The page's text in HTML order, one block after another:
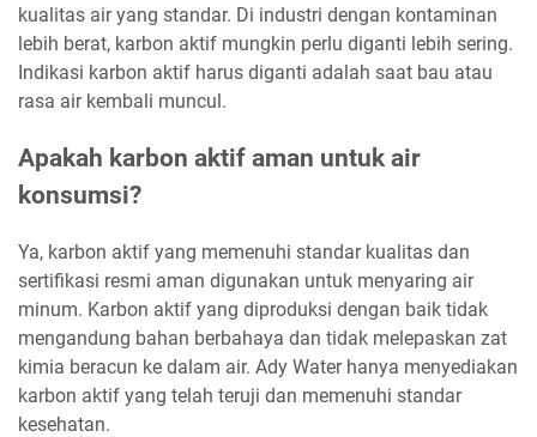
kualitas air yang standar. Di industri dengan kontaminan
lebih berat, karbon aktif mungkin perlu diganti lebih sering.
Indikasi karbon aktif harus diganti adalah saat bau atau
rasa air kembali muncul.
Apakah karbon aktif aman untuk air
konsumsi?
Ya, karbon aktif yang memenuhi standar kualitas dan
sertifikasi resmi aman digunakan untuk menyaring air
minum. Karbon aktif yang diproduksi dengan baik tidak
mengandung bahan berbahaya dan tidak melepaskan zat
kimia beracun ke dalam air. Ady Water hanya menyediakan
karbon aktif yang telah teruji dan memenuhi standar
kesehatan.